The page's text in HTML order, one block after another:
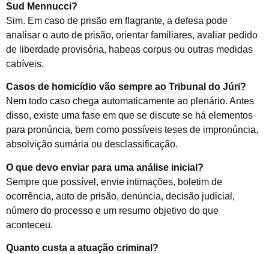
Sud Mennucci?
Sim. Em caso de prisão em flagrante, a defesa pode
analisar o auto de prisão, orientar familiares, avaliar pedido
de liberdade provisória, habeas corpus ou outras medidas
cabíveis.
Casos de homicídio vão sempre ao Tribunal do Júri?
Nem todo caso chega automaticamente ao plenário. Antes
disso, existe uma fase em que se discute se há elementos
para pronúncia, bem como possíveis teses de impronúncia,
absolvição sumária ou desclassificação.
O que devo enviar para uma análise inicial?
Sempre que possível, envie intimações, boletim de
ocorrência, auto de prisão, denúncia, decisão judicial,
número do processo e um resumo objetivo do que
aconteceu.
Quanto custa a atuação criminal?